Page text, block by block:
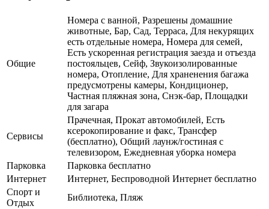
Общие
Номера с ванной, Разрешены домашние
животные, Бар, Сад, Терраса, Для некурящих
есть отдельные номера, Номера для семей,
Есть ускоренная регистрация заезда и отъезда
постояльцев, Сейф, Звукоизолированные
номера, Отопление, Для храненения багажа
предусмотрены камеры, Кондиционер,
Частная пляжная зона, Снэк-бар, Площадки
для загара
Сервисы
Прачечная, Прокат автомобилей, Есть
ксерокопирование и факс, Трансфер
(бесплатно), Общий лаунж/гостиная с
телевизором, Ежедневная уборка номера
Парковка
Парковка бесплатно
Интернет
Интернет, Беспроводной Интернет бесплатно
Спорт и
Отдых
Библиотека, Пляж